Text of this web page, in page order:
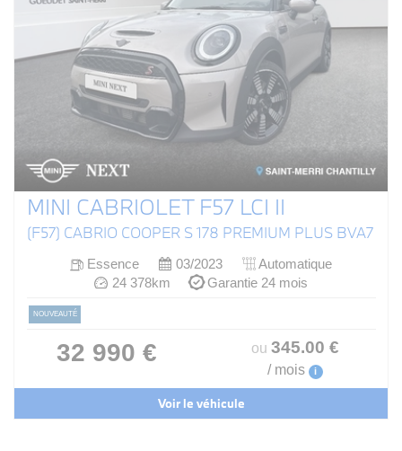
MINI CABRIOLET F57 LCI II
(F57) CABRIO COOPER S 178 PREMIUM PLUS BVA7
Essence 03/2023
Automatique
24 378km
Garantie 24 mois
NOUVEAUTÉ
32 990 € ou 345.00 €
/ mois i
Voir le véhicule